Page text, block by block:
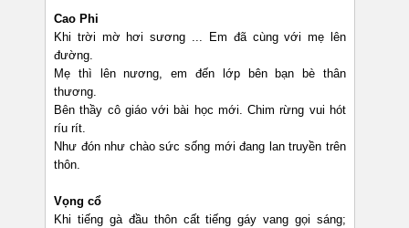
Cao Phi
Khi trời mờ hơi sương ... Em đã cùng với mẹ lên
đường.
Mẹ thì lên nương, em đến lớp bên bạn bè thân
thương.
Bên thầy cô giáo với bài học mới. Chim rừng vui hót
ríu rít.
Như đón như chào sức sống mới đang lan truyền trên
thôn.
Vọng cổ
Khi tiếng gà đầu thôn cất tiếng gáy vang gọi sáng;